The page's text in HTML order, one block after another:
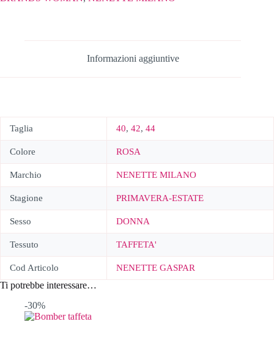
Informazioni aggiuntive
Taglia 40, 42, 44
Colore ROSA
Marchio NENETTE MILANO
Stagione PRIMAVERA-ESTATE
Sesso DONNA
Tessuto TAFFETA'
Cod Articolo NENETTE GASPAR
Ti potrebbe interessare…
-30%